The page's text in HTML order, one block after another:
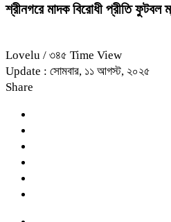
শ্রীনগরে মাদক বিরোধী প্রীতি ফুটবল
Lovelu / ৩৪৫ Time View
Update : সোমবার, ১১ আগস্ট, ২০২৫
Share